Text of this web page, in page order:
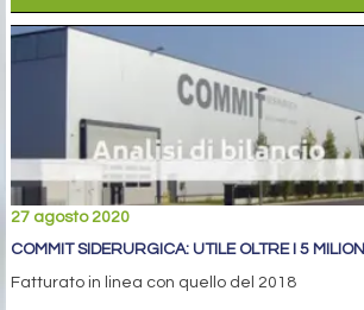
27 agosto 2020
COMMIT SIDERURGICA: UTILE OLTRE I 5 MILIONI
Fatturato in linea con quello del 2018